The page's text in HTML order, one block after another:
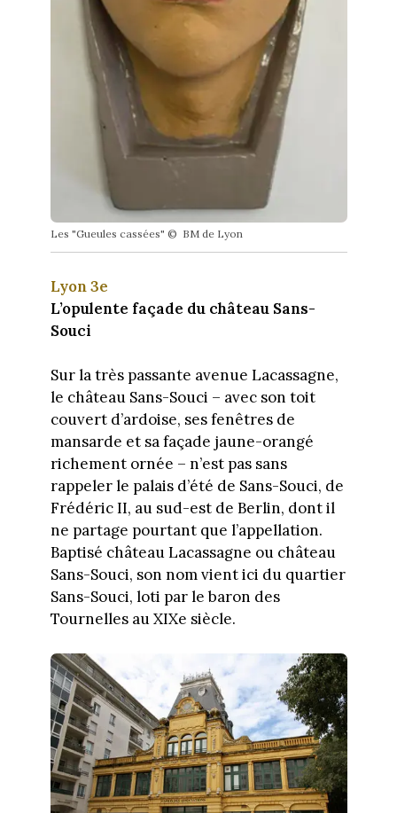
Les "Gueules cassées" © BM de Lyon
Lyon 3e
L’opulente façade du château Sans-
Souci
Sur la très passante avenue Lacassagne,
le château Sans-Souci – avec son toit
couvert d’ardoise, ses fenêtres de
mansarde et sa façade jaune-orangé
richement ornée – n’est pas sans
rappeler le palais d’été de Sans-Souci, de
Frédéric II, au sud-est de Berlin, dont il
ne partage pourtant que l’appellation.
Baptisé château Lacassagne ou château
Sans-Souci, son nom vient ici du quartier
Sans-Souci, loti par le baron des
Tournelles au XIXe siècle.